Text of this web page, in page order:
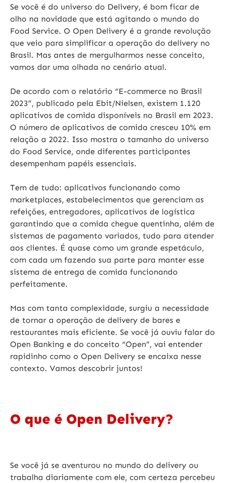
Se você é do universo do Delivery, é bom ficar de
olho na novidade que está agitando o mundo do
Food Service. O Open Delivery é a grande revolução
que veio para simplificar a operação do delivery no
Brasil. Mas antes de mergulharmos nesse conceito,
vamos dar uma olhada no cenário atual.
De acordo com o relatório “E-commerce no Brasil
2023”, publicado pela Ebit/Nielsen, existem 1.120
aplicativos de comida disponíveis no Brasil em 2023.
O número de aplicativos de comida cresceu 10% em
relação a 2022. Isso mostra o tamanho do universo
do Food Service, onde diferentes participantes
desempenham papéis essenciais.
Tem de tudo: aplicativos funcionando como
marketplaces, estabelecimentos que gerenciam as
refeições, entregadores, aplicativos de logística
garantindo que a comida chegue quentinha, além de
sistemas de pagamento variados, tudo para atender
aos clientes. É quase como um grande espetáculo,
com cada um fazendo sua parte para manter esse
sistema de entrega de comida funcionando
perfeitamente.
Mas com tanta complexidade, surgiu a necessidade
de tornar a operação de delivery de bares e
restaurantes mais eficiente. Se você já ouviu falar do
Open Banking e do conceito “Open”, vai entender
rapidinho como o Open Delivery se encaixa nesse
contexto. Vamos descobrir juntos!
O que é Open Delivery?
Se você já se aventurou no mundo do delivery ou
trabalha diariamente com ele, com certeza percebeu